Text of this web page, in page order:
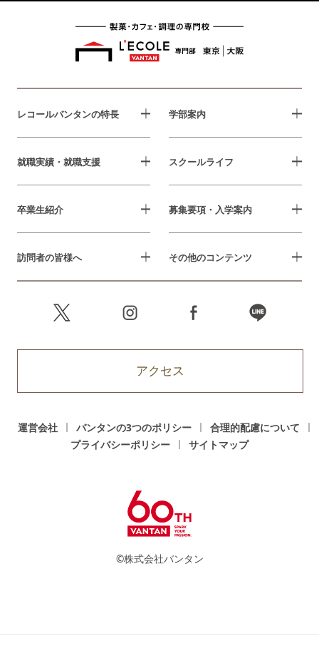
レコールバンタンの特長 学部案内
就職実績・就職支援 スクールライフ
卒業生紹介 募集要項・入学案内
訪問者の皆様へ その他のコンテンツ
アクセス
運営会社 バンタンの3つのポリシー
合理的配慮について
プライバシーポリシー
サイトマップ
©株式会社バンタン